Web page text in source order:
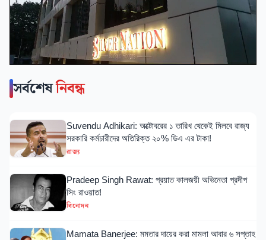
সর্বশেষনিবন্ধ
Suvendu Adhikari: অক্টোবরের ১ তারিখ থেকেই মিলবে রাজ্য
সরকারি কর্মচারীদের অতিরিক্ত ২০% ডিএ এর টাকা!
রাজ্য
Pradeep Singh Rawat: প্রয়াত কালজয়ী অভিনেতা প্রদীপ
সিং রাওয়াত!
বিনোদন
Mamata Banerjee: মমতার দায়ের করা মামলা আবার ৬ সপ্তাহ